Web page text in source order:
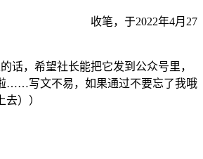
2022年4月27
的话，希望社长能把它发到公众号里，
……写文不易，如果通过不要忘了我哦
））